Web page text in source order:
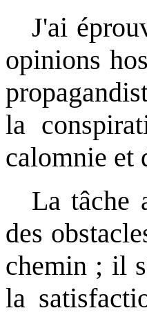
J'ai
opinions
la
calomnie et
La tâche
des
chemin ; il
la